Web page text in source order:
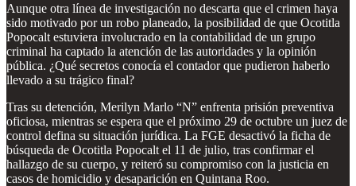
Aunque otra línea de investigación no descarta que el crimen haya
sido motivado por un robo planeado, la posibilidad de que Ocotitla
Popocalt estuviera involucrado en la contabilidad de un grupo
criminal ha captado la atención de las autoridades y la opinión
pública. ¿Qué secretos conocía el contador que pudieron haberlo
llevado a su trágico final?
Tras su detención, Merilyn Marlo “N” enfrenta prisión preventiva
oficiosa, mientras se espera que el próximo 29 de octubre un juez de
control defina su situación jurídica. La FGE desactivó la ficha de
búsqueda de Ocotitla Popocalt el 11 de julio, tras confirmar el
hallazgo de su cuerpo, y reiteró su compromiso con la justicia en
casos de homicidio y desaparición en Quintana Roo.